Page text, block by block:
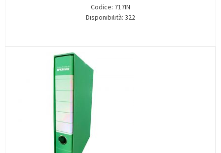
Codice: 717IN
Disponibilità: 322